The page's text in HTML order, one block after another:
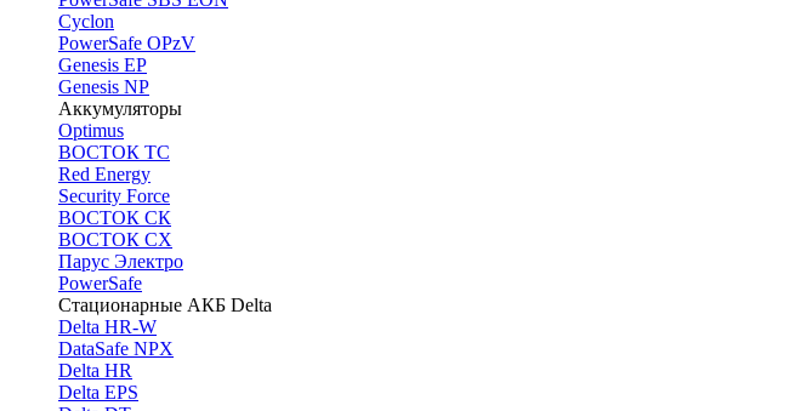
Cyclon
PowerSafe OPzV
Genesis EP
Genesis NP
Аккумуляторы
Optimus
ВОСТОК ТС
Red Energy
Security Force
ВОСТОК СК
ВОСТОК СХ
Парус Электро
PowerSafe
Стационарные АКБ Delta
Delta HR-W
DataSafe NPX
Delta HR
Delta EPS